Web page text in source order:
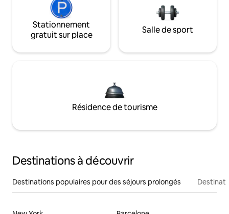
Stationnement
gratuit sur place
Salle de sport
Résidence de tourisme
Destinations à découvrir
Destinations populaires pour des séjours prolongés